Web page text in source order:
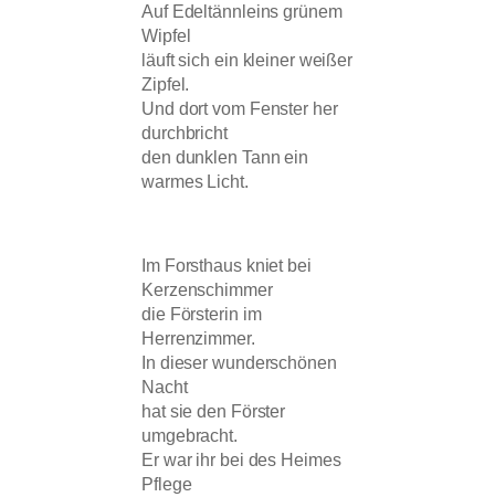
Auf Edeltännleins grünem
Wipfel
läuft sich ein kleiner weißer
Zipfel.
Und dort vom Fenster her
durchbricht
den dunklen Tann ein
warmes Licht.
Im Forsthaus kniet bei
Kerzenschimmer
die Försterin im
Herrenzimmer.
In dieser wunderschönen
Nacht
hat sie den Förster
umgebracht.
Er war ihr bei des Heimes
Pflege